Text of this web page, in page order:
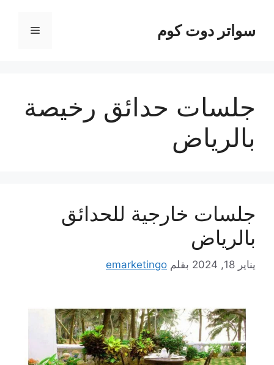
المحتوىسواتر دوت كوم القائمة
جلسات حدائق رخيصة
بالرياض
جلسات خارجية للحدائق
بالرياض
يناير 18, 2024 بقلم emarketingo